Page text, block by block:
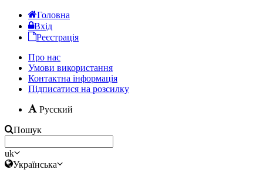
Головна
Вхід
Реєстрація
Про нас
Умови використання
Контактна інформація
Підписатися на розсилку
Русский
Пошук
uk
Українська